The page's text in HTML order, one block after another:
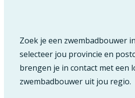
Zoek je een zwembadbouwer
selecteer jou provincie en
brengen je in contact met een
zwembadbouwer uit jou regio.